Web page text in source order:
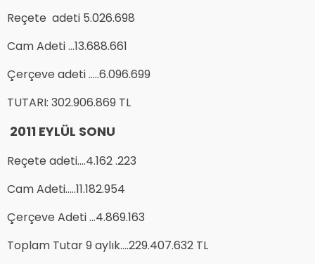
Reçete adeti 5.026.698
Cam Adeti …13.688.661
Çerçeve adeti …..6.096.699
TUTARI: 302.906.869 TL
2011 EYLÜL SONU
Reçete adeti….4.162 .223
Cam Adeti…..11.182.954
Çerçeve Adeti …4.869.163
Toplam Tutar 9 aylık….229.407.632 TL